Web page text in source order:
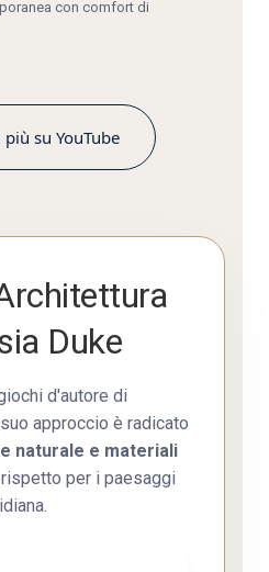
con comfort di
su YouTube
Duke
d'autore di
approccio è radicato
naturale e materiali
per i paesaggi